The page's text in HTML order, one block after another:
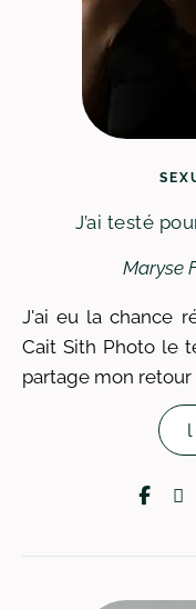
J’ai testé
Maryse
J'ai eu la chance récemment d'être le modèle de
Cait Sith Photo le
partage mon